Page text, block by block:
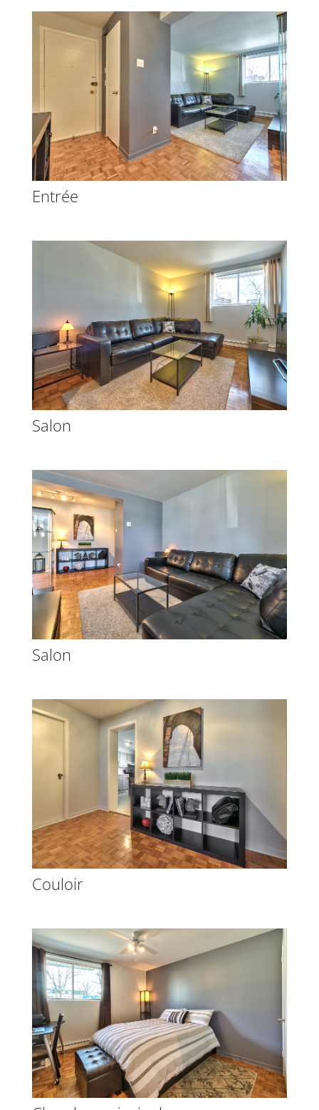
Entrée
Salon
Salon
Couloir